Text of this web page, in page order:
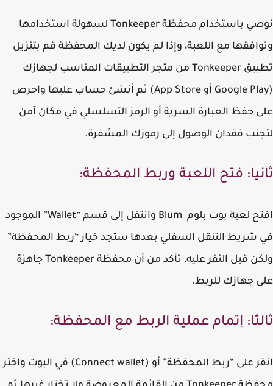
نوصي باستخدام محفظة Tonkeeper لسهولة استخدامها
مع اللعبة، وإذا لم يكون لديك المحفظة قم بتنزيل
تطبيق Tonkeeper من متجر التطبيقات المناسب لجهازك
(Google Play أو App Store) ثم أنشئ حساب عليها واحرص
حفظ العبارة السرية أو الرمز التسلسلي في مكان آمن
فقدان الوصول إلى رموزك المشفرة.
فتح اللعبة وربط المحفظة:
افتح لعبة بوت بلوم Blum وانتقل إلى قسم “Wallet” الموجود
شريط التنقل السفلي بعدها ستجد خيار “ربط المحفظة”
ولكن قبل النقر عليه، تأكد من أن محفظة Tonkeeper جاهزة
جهازك للربط.
إتمام عملية الربط مع المحفظة:
انقر على “ربط المحفظة” أو (Connect wallet) في البوت واختر